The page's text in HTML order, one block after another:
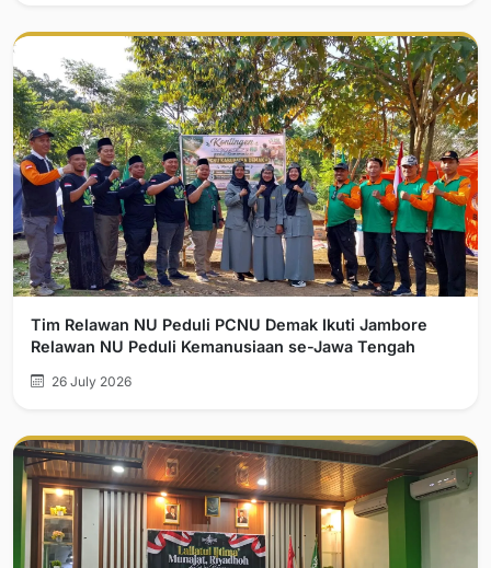
Tim Relawan NU Peduli PCNU Demak Ikuti Jambore
Relawan NU Peduli Kemanusiaan se-Jawa Tengah
26 July 2026